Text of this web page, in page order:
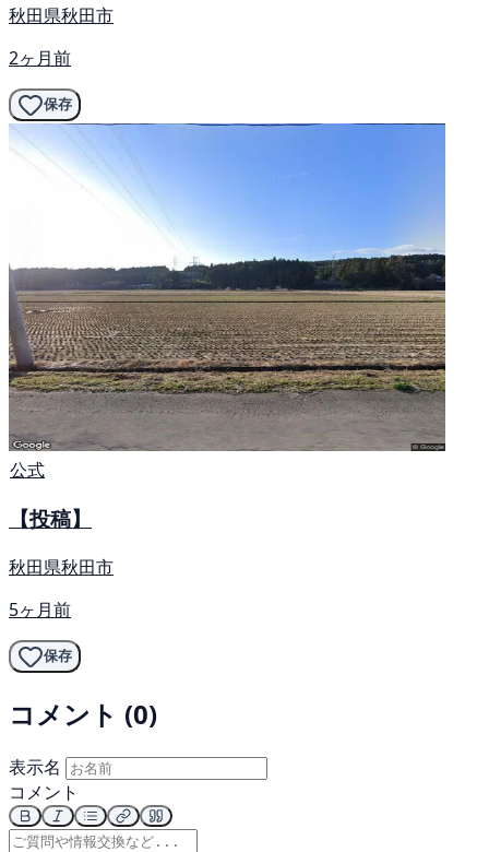
秋田県秋田市
2ヶ月前
保存
公式
【投稿】
秋田県秋田市
5ヶ月前
保存
コメント (0)
表示名
コメント